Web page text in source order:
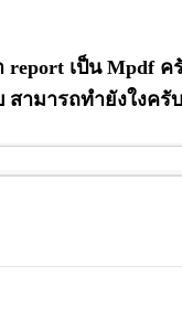
เป็น Mpdf
ามารถทำยังใงครั